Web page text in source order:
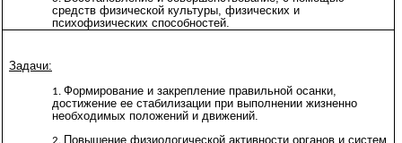
средств физической культуры, физических и
психофизических способностей.
Задачи:
Формирование и закрепление правильной осанки,
достижение ее стабилизации при выполнении жизненно
необходимых положений и движений.
Повышение физиологической активности органов и систем